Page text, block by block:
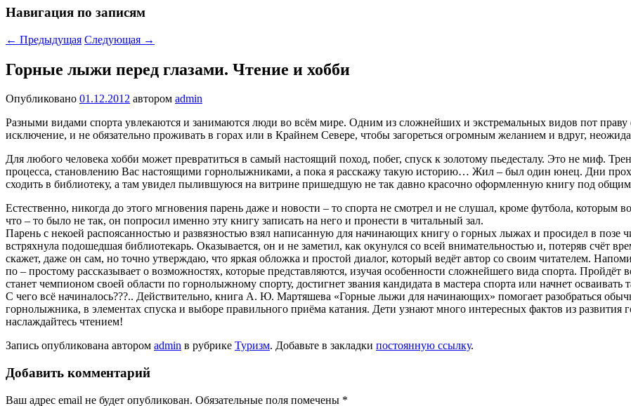
Навигация по записям
← Предыдущая Следующая →
Горные лыжи перед глазами. Чтение и хобби
Опубликовано 01.12.2012 автором admin
Разными видами спорта увлекаются и занимаются люди во всём мире. Одним из сложнейших и экстремальных видов пот праву
исключение, и не обязательно проживать в горах или в Крайнем Севере, чтобы загореться огромным желанием и вдруг,
Для любого человека хобби может превратиться в самый настоящий поход, побег, спуск к золотому пьедесталу. Это не миф.
процесса, становлению Вас настоящими горнолыжниками, а пока я расскажу такую историю… Жил – был один юнец. Дни
сходить в библиотеку, а там увидел пылившуюся на витрине пришедшую не так давно красочно оформленную книгу под
Естественно, никогда до этого мгновения парень даже и новости – то спорта не смотрел и не слушал, кроме футбола, которым
что – то было не так, он попросил именно эту книгу записать на него и пронести в читальный зал.
Парень с некоей распоясанностью и развязностью взял написанную для начинающих книгу о горных лыжах и просидел в позе
встряхнула подошедшая библиотекарь. Оказывается, он и не заметил, как окунулся со всей внимательностью и, потеряв счёт
скажет, даже он сам, но точно утверждаю, что яркая обложка и простой диалог, который ведёт автор со своим читателем.
по – простому рассказывает о возможностях, которые представляются, изучая особенности сложнейшего вида спорта.
станет чемпионом своей области по горнолыжному спорту, достигнет звания кандидата в мастера спорта или начнет осваивать
С чего всё начиналось???.. Действительно, книга А. Ю. Мартяшева «Горные лыжи для начинающих» помогает разобраться
горнолыжника, в элементах спуска и выборе правильного приёма катания. Дети узнают много интересных фактов из
наслаждайтесь чтением!
Запись опубликована автором admin в рубрике Туризм. Добавьте в закладки постоянную ссылку.
Добавить комментарий
Ваш адрес email не будет опубликован. Обязательные поля помечены *